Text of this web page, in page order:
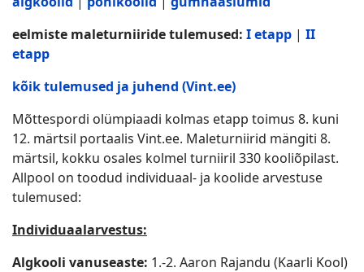
eelmiste maleturniiride tulemused: I etapp | II
etapp
kõik tulemused ja juhend (Vint.ee)
Mõttespordi olümpiaadi kolmas etapp toimus 8. kuni
12. märtsil portaalis Vint.ee. Maleturniirid mängiti 8.
märtsil, kokku osales kolmel turniiril 330 kooliõpilast.
Allpool on toodud individuaal- ja koolide arvestuse
tulemused:
Individuaalarvestus:
Algkooli vanuseaste: 1.-2. Aaron Rajandu (Kaarli Kool)